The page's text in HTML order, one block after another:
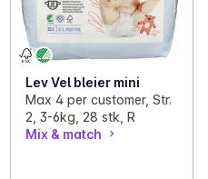
Lev Vel bleier mini
Max 4 per customer, Str.
2, 3-6kg, 28 stk, R
Mix & match